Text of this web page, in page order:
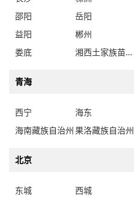
邵阳
岳阳
益阳
郴州
娄底
湘西土家族苗族自治州
青海
西宁 海东
海南藏族自治州果洛藏族自治州
北京
东城 西城